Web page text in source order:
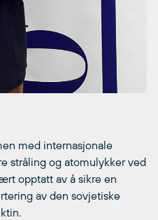
med internasjonale
stråling og atomulykker ved
opptatt av å sikre en
av den sovjetiske